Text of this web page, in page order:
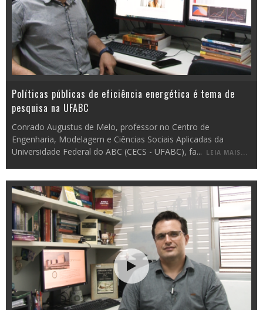
Políticas públicas de eficiência energética é tema de
pesquisa na UFABC
Conrado Augustus de Melo, professor no Centro de
Engenharia, Modelagem e Ciências Sociais Aplicadas da
Universidade Federal do ABC (CECS - UFABC), fa... LEIA MAIS...